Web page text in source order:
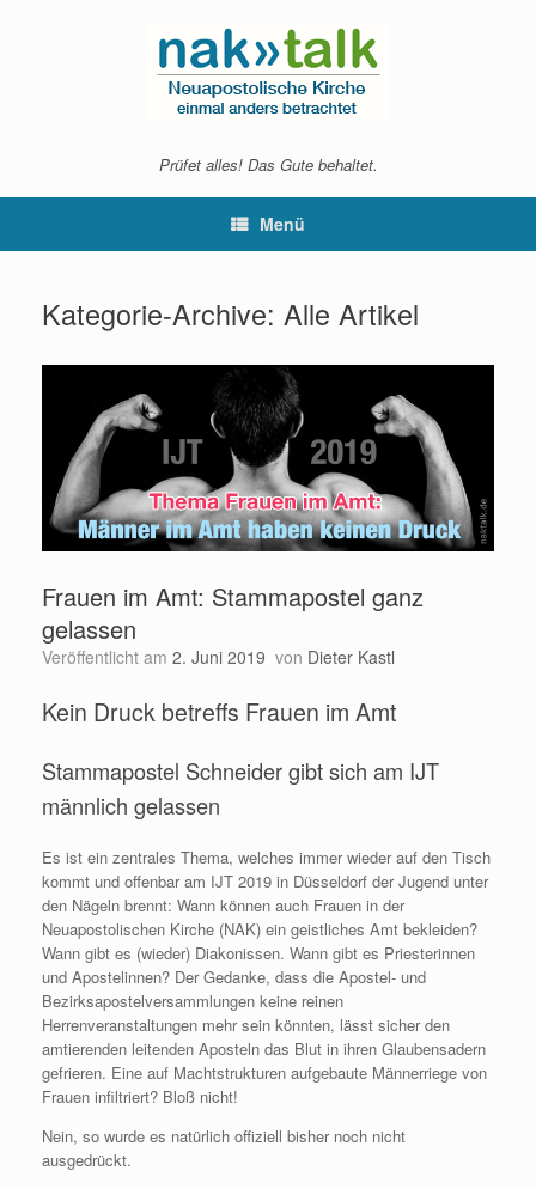
Prüfet alles! Das Gute behaltet.
Menü
Kategorie-Archive: Alle Artikel
Frauen im Amt: Stammapostel ganz
gelassen
Veröffentlicht am 2. Juni 2019 von Dieter Kastl
Kein Druck betreffs Frauen im Amt
Stammapostel Schneider gibt sich am IJT
männlich gelassen
Es ist ein zentrales Thema, welches immer wieder auf den Tisch
kommt und offenbar am IJT 2019 in Düsseldorf der Jugend unter
den Nägeln brennt: Wann können auch Frauen in der
Neuapostolischen Kirche (NAK) ein geistliches Amt bekleiden?
Wann gibt es (wieder) Diakonissen. Wann gibt es Priesterinnen
und Apostelinnen? Der Gedanke, dass die Apostel- und
Bezirksapostelversammlungen keine reinen
Herrenveranstaltungen mehr sein könnten, lässt sicher den
amtierenden leitenden Aposteln das Blut in ihren Glaubensadern
gefrieren. Eine auf Machtstrukturen aufgebaute Männerriege von
Frauen infiltriert? Bloß nicht!
Nein, so wurde es natürlich offiziell bisher noch nicht
ausgedrückt.